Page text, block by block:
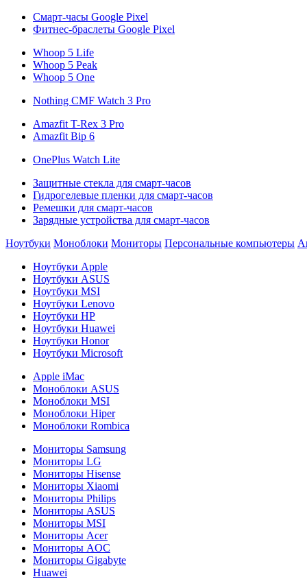
Смарт-часы Google Pixel
Фитнес-браслеты Google Pixel
Whoop 5 Life
Whoop 5 Peak
Whoop 5 One
Nothing CMF Watch 3 Pro
Amazfit T-Rex 3 Pro
Amazfit Bip 6
OnePlus Watch Lite
Защитные стекла для смарт-часов
Гидрогелевые пленки для смарт-часов
Ремешки для смарт-часов
Зарядные устройства для смарт-часов
Ноутбуки Моноблоки Мониторы Персональные компьютеры
Ноутбуки Apple
Ноутбуки ASUS
Ноутбуки MSI
Ноутбуки Lenovo
Ноутбуки HP
Ноутбуки Huawei
Ноутбуки Honor
Ноутбуки Microsoft
Apple iMac
Моноблоки ASUS
Моноблоки MSI
Моноблоки Hiper
Моноблоки Rombica
Мониторы Samsung
Мониторы LG
Мониторы Hisense
Мониторы Xiaomi
Мониторы Philips
Мониторы ASUS
Мониторы MSI
Мониторы Acer
Мониторы AOC
Мониторы Gigabyte
Huawei